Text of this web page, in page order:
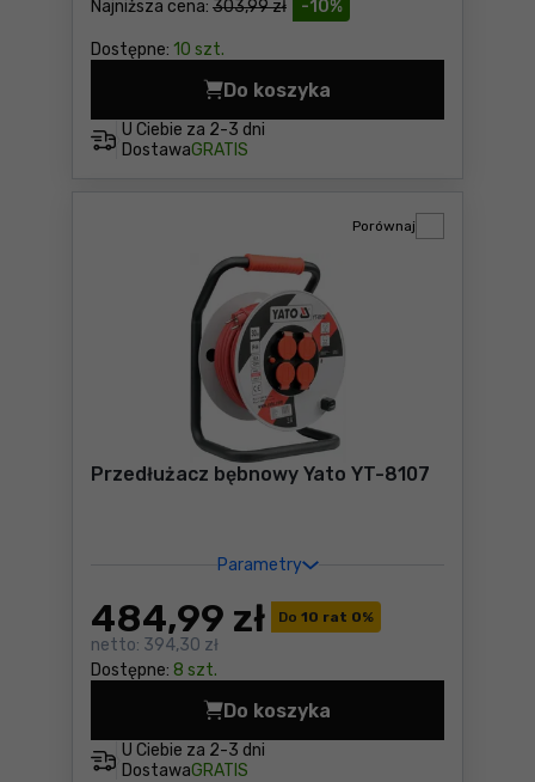
-10%
Najniższa cena: 303,99 zł
Dostępne: 10 szt.
U Ciebie za 2-3 dni
DostawaGRATIS
Do koszyka
Przedłużacz bębnowy
Przedłużacz bębnowy Yato YT-8107
Parametry
Do 10 rat 0%
484,99 zł
netto: 394,30 zł
Dostępne: 8 szt.
Porównaj
U Ciebie za 2-3 dni
DostawaGRATIS
Do koszyka
Przedłużacz bębnowy Yato